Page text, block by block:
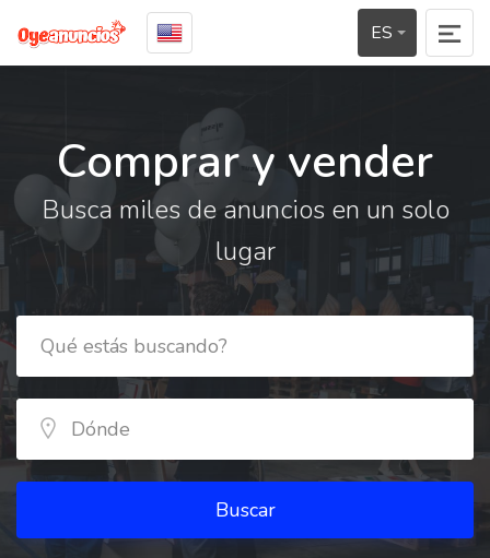
ES
Comprar y vender
Busca miles de anuncios en un solo
lugar
Buscar